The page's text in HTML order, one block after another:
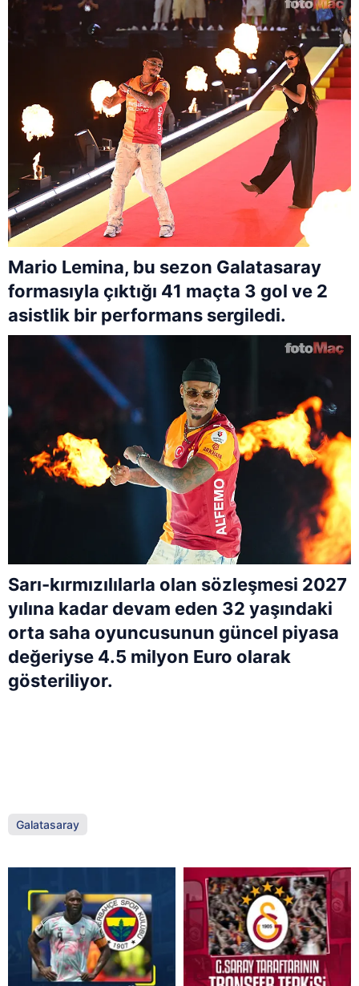
Mario Lemina, bu sezon Galatasaray
formasıyla çıktığı 41 maçta 3 gol ve 2
asistlik bir performans sergiledi.
Sarı-kırmızılılarla olan sözleşmesi 2027
yılına kadar devam eden 32 yaşındaki
orta saha oyuncusunun güncel piyasa
değeriyse 4.5 milyon Euro olarak
gösteriliyor.
Galatasaray